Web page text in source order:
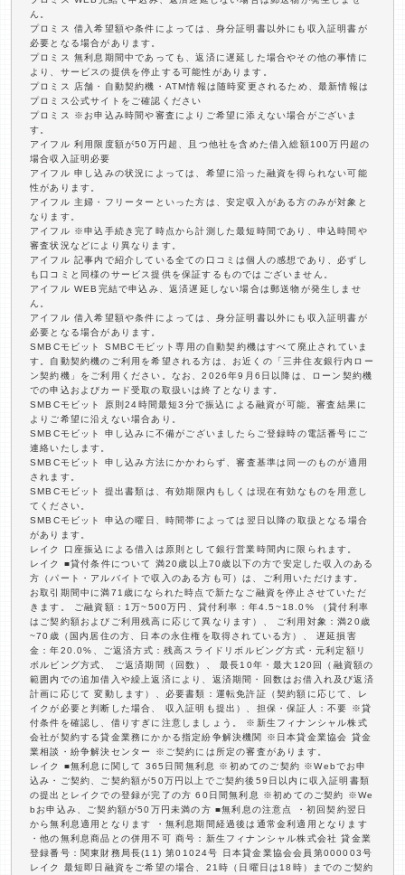
ん。
プロミス 借入希望額や条件によっては、身分証明書以外にも収入証明書が
必要となる場合があります。
プロミス 無利息期間中であっても、返済に遅延した場合やその他の事情に
より、サービスの提供を停止する可能性があります。
プロミス 店舗・自動契約機・ATM情報は随時変更されるため、最新情報は
プロミス公式サイトをご確認ください
プロミス ※お申込み時間や審査によりご希望に添えない場合がございま
す。
アイフル 利用限度額が50万円超、且つ他社を含めた借入総額100万円超の
場合収入証明必要
アイフル 申し込みの状況によっては、希望に沿った融資を得られない可能
性があります。
アイフル 主婦・フリーターといった方は、安定収入がある方のみが対象と
なります。
アイフル ※申込手続き完了時点から計測した最短時間であり、申込時間や
審査状況などにより異なります。
アイフル 記事内で紹介している全ての口コミは個人の感想であり、必ずし
も口コミと同様のサービス提供を保証するものではございません。
アイフル WEB完結で申込み、返済遅延しない場合は郵送物が発生しませ
ん。
アイフル 借入希望額や条件によっては、身分証明書以外にも収入証明書が
必要となる場合があります。
SMBCモビット SMBCモビット専用の自動契約機はすべて廃止されていま
す。自動契約機のご利用を希望される方は、お近くの「三井住友銀行内ロー
ン契約機」をご利用ください。なお、2026年9月6日以降は、ローン契約機
での申込およびカード受取の取扱いは終了となります。
SMBCモビット 原則24時間最短3分で振込による融資が可能。審査結果に
よりご希望に沿えない場合あり。
SMBCモビット 申し込みに不備がございましたらご登録時の電話番号にご
連絡いたします。
SMBCモビット 申し込み方法にかかわらず、審査基準は同一のものが適用
されます。
SMBCモビット 提出書類は、有効期限内もしくは現在有効なものを用意し
てください。
SMBCモビット 申込の曜日、時間帯によっては翌日以降の取扱となる場合
があります。
レイク 口座振込による借入は原則として銀行営業時間内に限られます。
レイク ■貸付条件について 満20歳以上70歳以下の方で安定した収入のある
方（パート・アルバイトで収入のある方も可）は、ご利用いただけます。
お取引期間中に満71歳になられた時点で新たなご融資を停止させていただ
きます。 ご融資額：1万~500万円、貸付利率：年4.5~18.0% （貸付利率
はご契約額およびご利用残高に応じて異なります）、 ご利用対象：満20歳
~70歳（国内居住の方、日本の永住権を取得されている方）、 遅延損害
金：年20.0%、ご返済方式：残高スライドリボルビング方式・元利定額リ
ボルビング方式、 ご返済期間（回数）、 最長10年・最大120回（融資額の
範囲内での追加借入や繰上返済により、返済期間・回数はお借入れ及び返済
計画に応じて 変動します）、必要書類：運転免許証（契約額に応じて、レ
イクが必要と判断した場合、 収入証明も提出）、担保・保証人：不要 ※貸
付条件を確認し、借りすぎに注意しましょう。 ※新生フィナンシャル株式
会社が契約する貸金業務にかかる指定紛争解決機関 ※日本貸金業協会 貸金
業相談・紛争解決センター ※ご契約には所定の審査があります。
レイク ■無利息に関して 365日間無利息 ※初めてのご契約 ※Webでお申
込み・ご契約、ご契約額が50万円以上でご契約後59日以内に収入証明書類
の提出とレイクでの登録が完了の方 60日間無利息 ※初めてのご契約 ※We
bお申込み、ご契約額が50万円未満の方 ■無利息の注意点 ・初回契約翌日
から無利息適用となります ・無利息期間経過後は通常金利適用となります
・他の無利息商品との併用不可 商号：新生フィナンシャル株式会社 貸金業
登録番号：関東財務局長(11) 第01024号 日本貸金業協会会員第000003号
レイク 最短即日融資をご希望の場合、21時（日曜日は18時）までのご契約